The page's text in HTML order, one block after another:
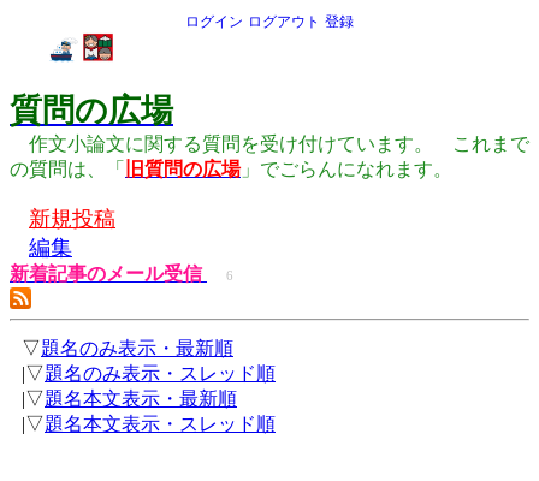
ログイン ログアウト 登録
質問の広場
作文小論文に関する質問を受け付けています。 これまで
の質問は、「
旧質問の広場」でごらんになれます。
新規投稿
編集
新着記事のメール受信 6
▽題名のみ表示・最新順
|▽題名のみ表示・スレッド順
|▽題名本文表示・最新順
|▽題名本文表示・スレッド順